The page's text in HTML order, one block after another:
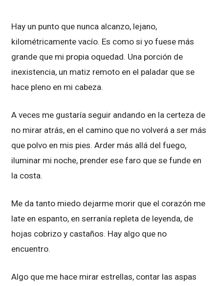
Hay un punto que nunca alcanzo, lejano,
kilométricamente vacío. Es como si yo fuese más
grande que mi propia oquedad. Una porción de
inexistencia, un matiz remoto en el paladar que se
hace pleno en mi cabeza.
A veces me gustaría seguir andando en la certeza de
no mirar atrás, en el camino que no volverá a ser más
que polvo en mis pies. Arder más allá del fuego,
iluminar mi noche, prender ese faro que se funde en
la costa.
Me da tanto miedo dejarme morir que el corazón me
late en espanto, en serranía repleta de leyenda, de
hojas cobrizo y castaños. Hay algo que no
encuentro.
Algo que me hace mirar estrellas, contar las aspas